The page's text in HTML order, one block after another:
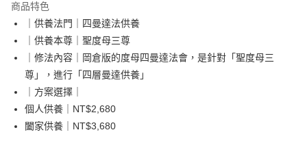
街口支付
悠遊付
Google Pay
全盈+PAY
AFTEE先享後付
商品特色
｜供養法門｜四曼達法供養
｜供養本尊｜聖度母三尊
｜修法內容｜岡倉版的度母四曼達法會，是針對「聖度母三
尊」，進行「四層曼達供養」
｜方案選擇｜
個人供養｜NT$2,680
闔家供養｜NT$3,680